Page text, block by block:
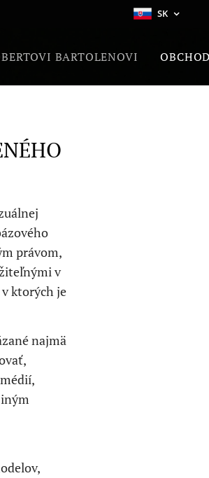
SK
BARTOLENOVI
právom,
v
ktorých je
najmä